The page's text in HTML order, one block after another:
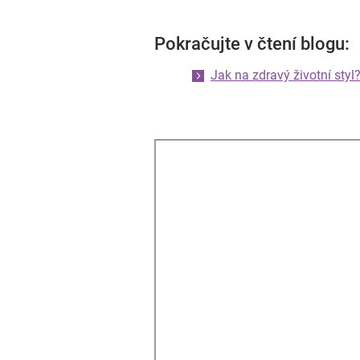
Pokračujte v čtení blogu:
Jak na zdravý životní styl?